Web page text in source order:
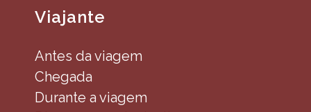
Viajante
Antes da viagem
Chegada
Durante a viagem